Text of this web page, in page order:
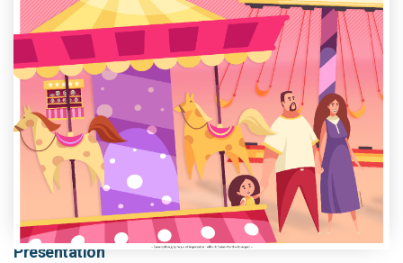
This event has passed.
Présentation